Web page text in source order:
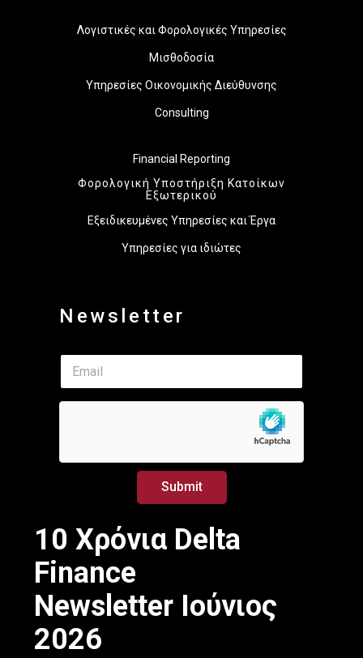
Λογιστικές και Φορολογικές Υπηρεσίες
Μισθοδοσία
Υπηρεσίες Οικονομικής Διεύθυνσης
Consulting
Financial Reporting
Φορολογική Υποστήριξη Κατοίκων
Εξωτερικού
Εξειδικευμένες Υπηρεσίες και Έργα
Υπηρεσίες για ιδιώτες
Newsletter
E
a
i
Submit
10 Χρόνια Delta
Finance
Newsletter Ιούνιος
2026